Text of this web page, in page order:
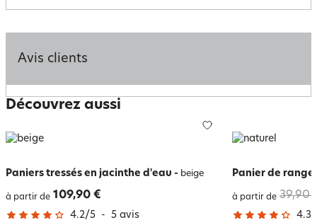
Avis clients
Découvrez aussi
Paniers tressés en jacinthe d'eau - beige
à partir de 109,90 €
4.2/5 - 5 avis
Panier de
à partir de 39,90
4.3